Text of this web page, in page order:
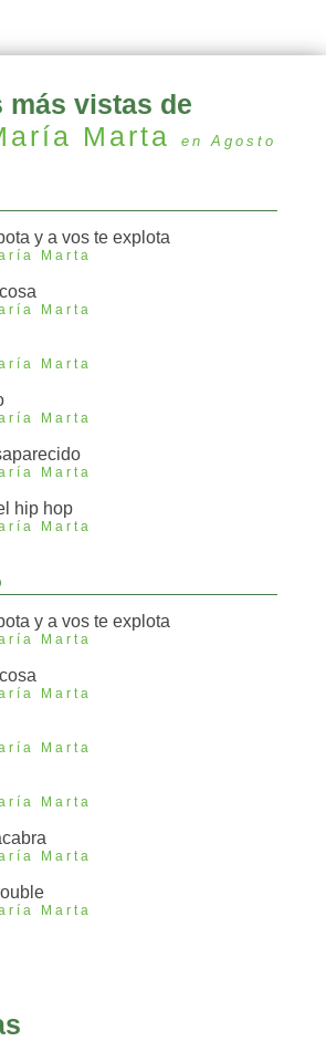
más vistas de
Marta
en Agosto
y a vos te explota
Marta
Marta
Marta
Marta
Marta
hip hop
Marta
y a vos te explota
Marta
Marta
Marta
Marta
Marta
Marta